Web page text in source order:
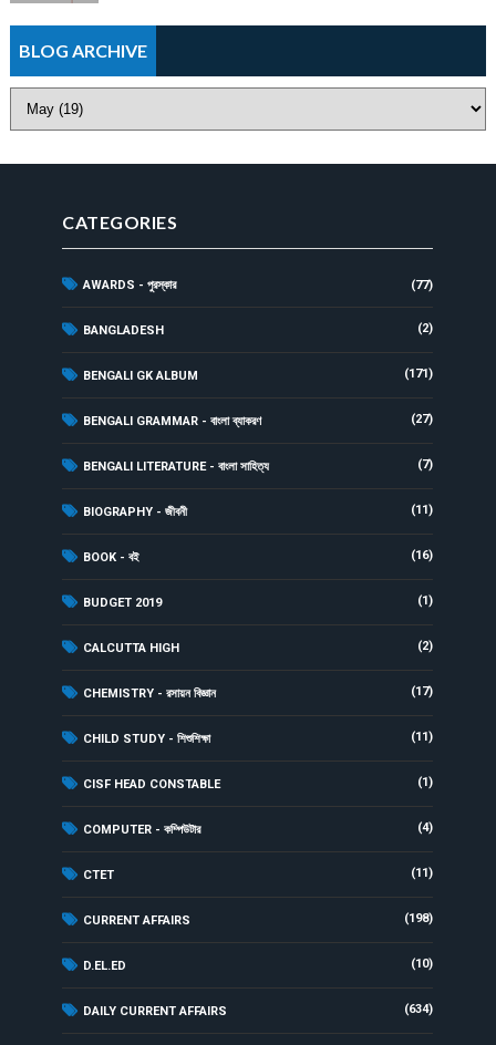
BLOG ARCHIVE
CATEGORIES
AWARDS - পুরস্কার (77)
BANGLADESH (2)
BENGALI GK ALBUM (171)
BENGALI GRAMMAR - বাংলা ব্যাকরণ (27)
BENGALI LITERATURE - বাংলা সাহিত্য (7)
BIOGRAPHY - জীবনী (11)
BOOK - বই (16)
BUDGET 2019 (1)
CALCUTTA HIGH (2)
CHEMISTRY - রসায়ন বিজ্ঞান (17)
CHILD STUDY - শিশুশিক্ষা (11)
CISF HEAD CONSTABLE (1)
COMPUTER - কম্পিউটার (4)
CTET (11)
CURRENT AFFAIRS (198)
D.EL.ED (10)
DAILY CURRENT AFFAIRS (634)